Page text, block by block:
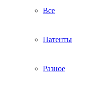
Все
Патенты
Разное